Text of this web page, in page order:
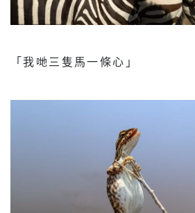
「我哋三隻馬一條心」